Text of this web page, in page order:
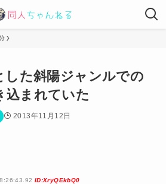
した斜陽ジャンルでの
込まれていた
2013年11月12日
ID:XryQEkbQ0